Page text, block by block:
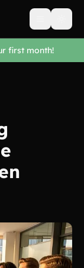
Open
first month!